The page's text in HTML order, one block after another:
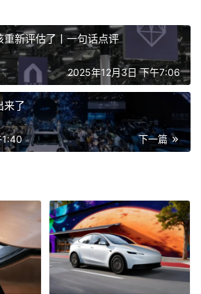
新评估了丨一句话点评
2025年12月3日 下午7:06
来了
下一篇
1:40